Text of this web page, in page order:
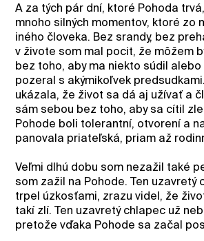
A za tých pár dní, ktoré Pohoda
mnoho silných momentov, ktoré zo
iného človeka. Bez srandy, bez
v živote som mal pocit, že môžem
bez toho, aby ma niekto súdil alebo
pozeral s akýmikoľvek
ukázala, že život sa dá aj užívať a
sám sebou bez toho, aby sa cítil
Pohode boli tolerantní, otvorení a
panovala priateľská, priam až
Veľmi dlhú dobu som nezažil také
som zažil na Pohode. Ten uzavretý
trpel úzkosťami, zrazu videl, že
takí zlí. Ten uzavretý chlapec už
pretože vďaka Pohode sa začal